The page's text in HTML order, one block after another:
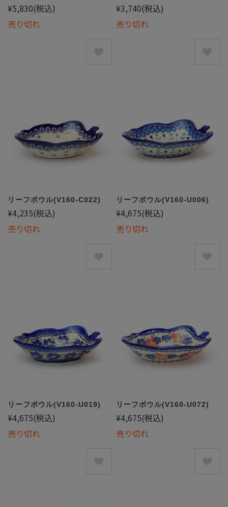
¥5,830(税込)
売り切れ
¥3,740(税込)
売り切れ
リーフボウル(V160-C022)
¥4,235(税込)
売り切れ
リーフボウル(V160-U006)
¥4,675(税込)
売り切れ
リーフボウル(V160-U019)
¥4,675(税込)
売り切れ
リーフボウル(V160-U072)
¥4,675(税込)
売り切れ